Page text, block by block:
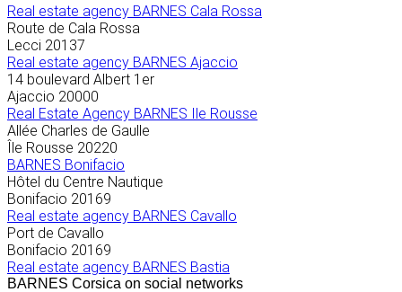
Real estate agency BARNES Cala Rossa
Route de Cala Rossa
Lecci 20137
Real estate agency BARNES Ajaccio
14 boulevard Albert 1er
Ajaccio 20000
Real Estate Agency BARNES Ile Rousse
Allée Charles de Gaulle
Île Rousse 20220
BARNES Bonifacio
Hôtel du Centre Nautique
Bonifacio 20169
Real estate agency BARNES Cavallo
Port de Cavallo
Bonifacio 20169
Real estate agency BARNES Bastia
BARNES Corsica on social networks